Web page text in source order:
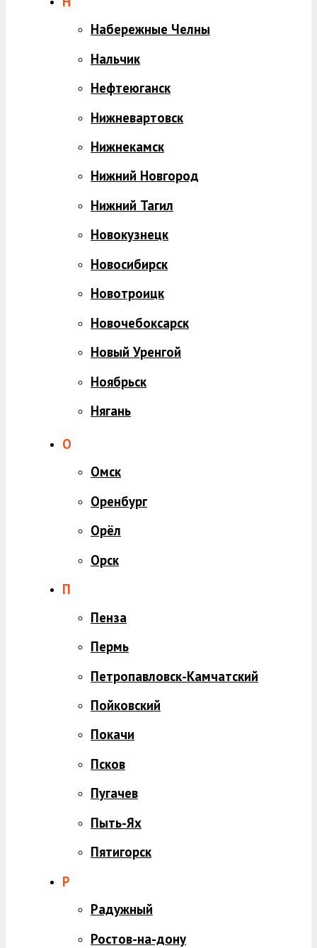
Набережные Челны
Нальчик
Нефтеюганск
Нижневартовск
Нижнекамск
Нижний Новгород
Нижний Тагил
Новокузнецк
Новосибирск
Новотроицк
Новочебоксарск
Новый Уренгой
Ноябрьск
Нягань
О
Омск
Оренбург
Орёл
Орск
П
Пенза
Пермь
Петропавловск-Камчатский
Пойковский
Покачи
Псков
Пугачев
Пыть-Ях
Пятигорск
Р
Радужный
Ростов-на-дону